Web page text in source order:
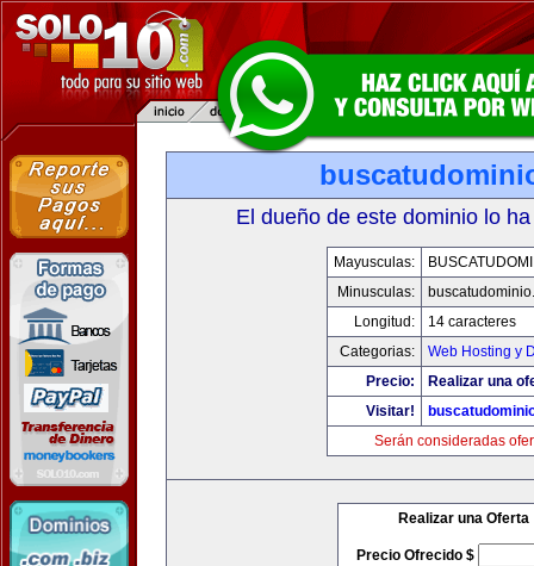
El dueño de este dominio lo
Mayusculas:
Minusculas:
Longitud:
14 caracteres
Categorias:
Web Hosting y
Precio:
Realizar una
Visitar!
Serán consideradas
Realizar una Oferta
Precio Ofrecido $